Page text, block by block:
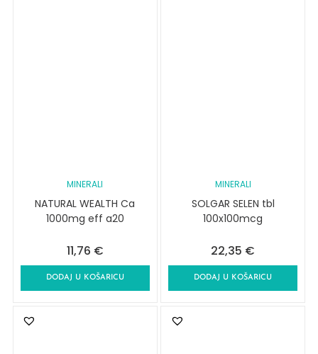
MINERALI
NATURAL WEALTH Ca
1000mg eff a20
11,76 €
DODAJ U KOŠARICU
MINERALI
SOLGAR SELEN tbl
100x100mcg
22,35 €
DODAJ U KOŠARICU